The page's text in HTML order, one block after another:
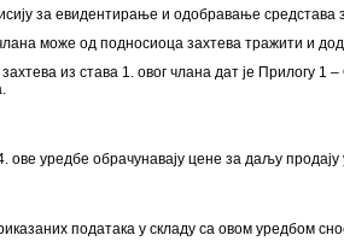
за евидентирање и одобравање
може од подносиоца захтева тражити и
из става 1. овог члана дат је Прилогу
ове уредбе обрачунавају цене за даљу
података у складу са овом уредбом